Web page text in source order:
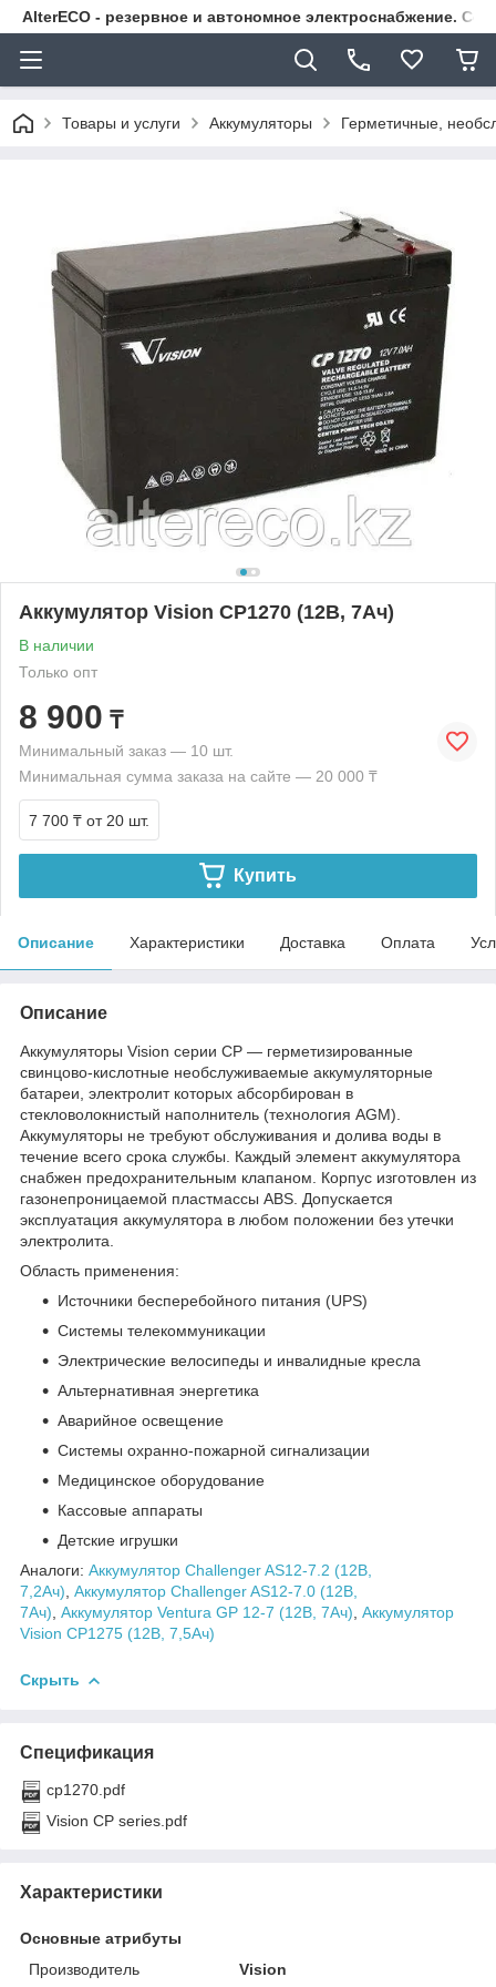
AlterECO - резервное и автономное электроснабжение.
Товары и услуги Аккумуляторы Герметичные,
Аккумулятор Vision CP1270 (12В, 7Ач)
В наличии
Только опт
8 900 ₸
Минимальный заказ — 10 шт.
Минимальная сумма заказа на сайте — 20 000 ₸
7 700 ₸ от 20 шт.
Купить
Описание Характеристики Доставка Оплата
Описание
Аккумуляторы Vision серии CP ― герметизированные
свинцово-кислотные необслуживаемые аккумуляторные
батареи, электролит которых абсорбирован в
стекловолокнистый наполнитель (технология AGM).
Аккумуляторы не требуют обслуживания и долива воды в
течение всего срока службы. Каждый элемент аккумулятора
снабжен предохранительным клапаном. Корпус изготовлен из
газонепроницаемой пластмассы ABS. Допускается
эксплуатация аккумулятора в любом положении без утечки
электролита.
Область применения:
Источники бесперебойного питания (UPS)
Системы телекоммуникации
Электрические велосипеды и инвалидные кресла
Альтернативная энергетика
Аварийное освещение
Системы охранно-пожарной сигнализации
Медицинское оборудование
Кассовые аппараты
Детские игрушки
Аналоги: Аккумулятор Challenger AS12-7.2 (12В,
7,2Ач) Аккумулятор Challenger AS12-7.0 (12В,
7Ач) Аккумулятор Ventura GP 12-7 (12В, 7Ач) Аккумулятор
Vision CP1275 (12В, 7,5Ач)
Скрыть
Спецификация
cp1270.pdf
Vision CP series.pdf
Характеристики
Основные атрибуты
Производитель
Vision